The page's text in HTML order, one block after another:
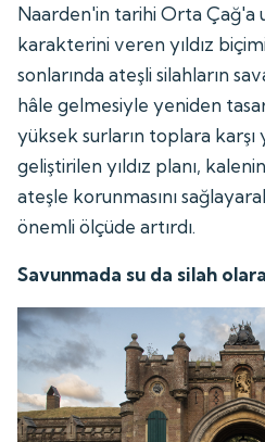
Naarden'in tarihi Orta Çağ'a
karakterini veren yıldız
sonlarında ateşli silahların
hâle gelmesiyle yeniden
yüksek surların toplara
geliştirilen yıldız planı,
ateşle korunmasını
önemli ölçüde artırdı.
Savunmada su da silah